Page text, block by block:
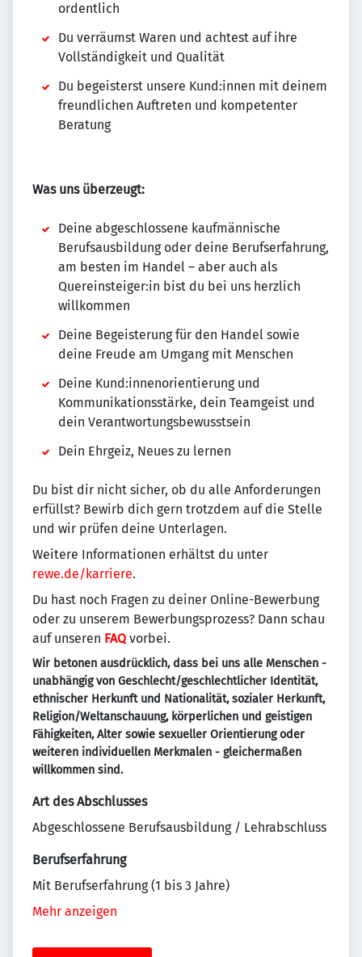
ordentlich
Du verräumst Waren und achtest auf ihre
Vollständigkeit und Qualität
Du begeisterst unsere Kund:innen mit deinem
freundlichen Auftreten und kompetenter
Beratung
Was uns überzeugt:
Deine abgeschlossene kaufmännische
Berufsausbildung oder deine Berufserfahrung,
am besten im Handel – aber auch als
Quereinsteiger:in bist du bei uns herzlich
willkommen
Deine Begeisterung für den Handel sowie
deine Freude am Umgang mit Menschen
Deine Kund:innenorientierung und
Kommunikationsstärke, dein Teamgeist und
dein Verantwortungsbewusstsein
Dein Ehrgeiz, Neues zu lernen
Du bist dir nicht sicher, ob du alle Anforderungen
erfüllst? Bewirb dich gern trotzdem auf die Stelle
und wir prüfen deine Unterlagen.
Weitere Informationen erhältst du unter
rewe.de/karriere.
Du hast noch Fragen zu deiner Online-Bewerbung
oder zu unserem Bewerbungsprozess? Dann schau
auf unseren FAQvorbei.
Wir betonen ausdrücklich, dass bei uns alle Menschen -
unabhängig von Geschlecht/geschlechtlicher Identität,
ethnischer Herkunft und Nationalität, sozialer Herkunft,
Religion/Weltanschauung, körperlichen und geistigen
Fähigkeiten, Alter sowie sexueller Orientierung oder
weiteren individuellen Merkmalen - gleichermaßen
willkommen sind.
Art des Abschlusses
Abgeschlossene Berufsausbildung / Lehrabschluss
Berufserfahrung
Mit Berufserfahrung (1 bis 3 Jahre)
Mehr anzeigen